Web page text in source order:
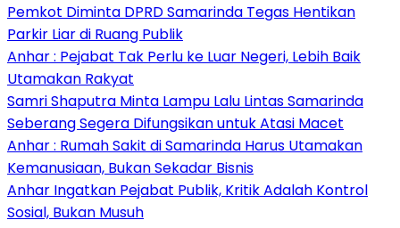
Pemkot Diminta DPRD Samarinda Tegas Hentikan
Parkir Liar di Ruang Publik
Anhar : Pejabat Tak Perlu ke Luar Negeri, Lebih Baik
Utamakan Rakyat
Samri Shaputra Minta Lampu Lalu Lintas Samarinda
Seberang Segera Difungsikan untuk Atasi Macet
Anhar : Rumah Sakit di Samarinda Harus Utamakan
Kemanusiaan, Bukan Sekadar Bisnis
Anhar Ingatkan Pejabat Publik, Kritik Adalah Kontrol
Sosial, Bukan Musuh